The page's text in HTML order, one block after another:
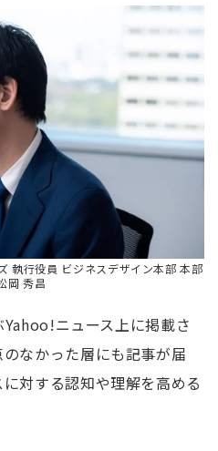
執行役員 ビジネスデザイン本部 本部
岡 秀昌
ニュース上に掲載さ
なかった層にも記事が届
対する認知や理解を高める